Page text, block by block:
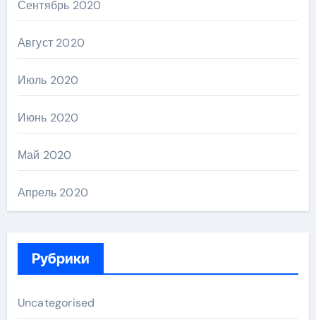
Сентябрь 2020
Август 2020
Июль 2020
Июнь 2020
Май 2020
Апрель 2020
Рубрики
Uncategorised